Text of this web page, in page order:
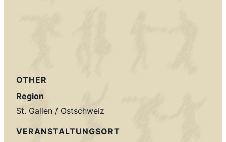
VERANSTALTUNGSORT
OTHER
Region
St. Gallen / Ostschweiz